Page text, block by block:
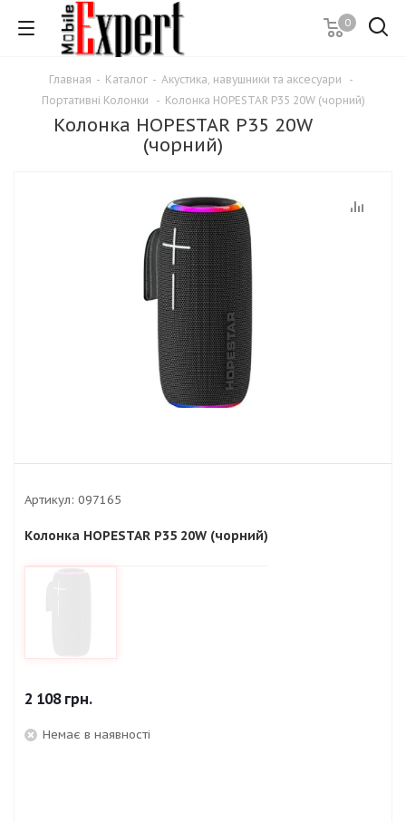
0
Главная - Каталог - Акустика, навушники та аксесуари
-
Портативні Колонки
- Колонка HOPESTAR P35 20W (чорний)
Колонка HOPESTAR P35 20W
(чорний)
Артикул: 097165
Колонка HOPESTAR P35 20W (чорний)
2 108грн.
Немає в наявності